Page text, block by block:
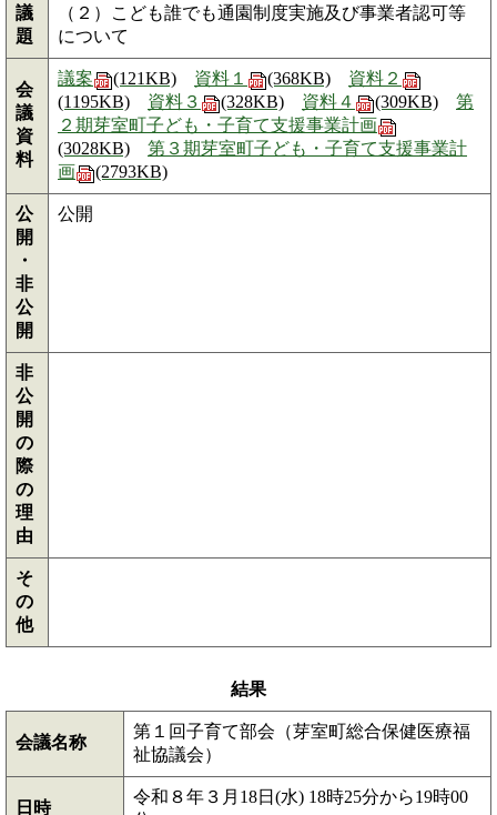
議
題
（２）こども誰でも通園制度実施及び事業者認可等
について
会
議
資
料
議案 (121KB) 資料１ (368KB)
資料２
(1195KB)
資料３ (328KB) 資料４ (309KB)
第
２期芽室町子ども・子育て支援事業計画
(3028KB)
第３期芽室町子ども・子育て支援事業計
画
(2793KB)
公
開
・
非
公
開
公開
非
公
開
の
際
の
理
由
そ
の
他
結果
会議名称
第１回子育て部会（芽室町総合保健医療福
祉協議会）
日時
令和８年３月18日(水) 18時25分から19時00